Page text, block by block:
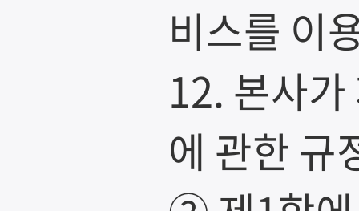
비스를 이
12. 본사
에 관한 규